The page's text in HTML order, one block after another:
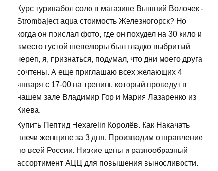
Курс туринабол соло в магазине Вышний Волочек -
Strombaject aqua стоимость Железногорск? Но
когда он прислал фото, где он похудел на 30 кило и
вместо густой шевелюры был гладко выбритый
череп, я, признаться, подумал, что дни моего друга
сочтены. А еще приглашаю всех желающих 4
января с 17-00 на тренинг, который проведут в
нашем зале Владимир Гор и Мария Лазаренко из
Киева.
Купить Пептид Hexarelin Королёв. Как Накачать
плечи женщине за 3 дня. Производим отправление
по всей России. Низкие цены и разнообразный
ассортимент АЦЦ для повышения выносливости.